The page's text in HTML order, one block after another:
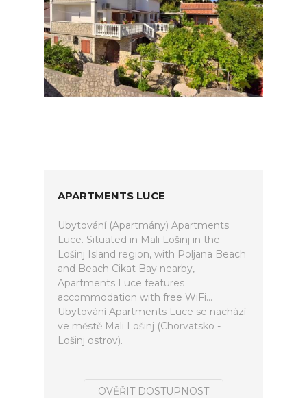
APARTMENTS LUCE
Ubytování (Apartmány) Apartments
Luce. Situated in Mali Lošinj in the
Lošinj Island region, with Poljana Beach
and Beach Cikat Bay nearby,
Apartments Luce features
accommodation with free WiFi...
Ubytování Apartments Luce se nachází
ve městě Mali Lošinj (Chorvatsko -
Lošinj ostrov).
OVĚŘIT DOSTUPNOST